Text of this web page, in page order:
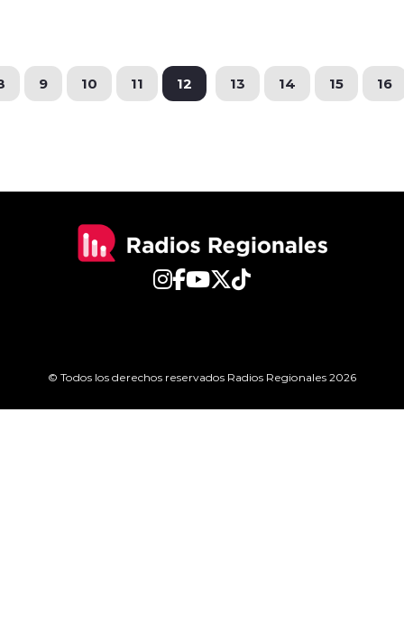
9 10 11 12 13 14 15 16
© Todos los derechos reservados Radios Regionales 2026